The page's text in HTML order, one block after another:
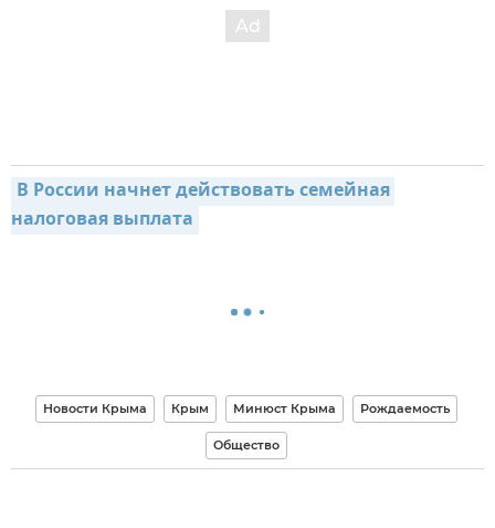
В России начнет действовать семейная
налоговая выплата
Новости Крыма Крым Минюст Крыма Рождаемость
Общество